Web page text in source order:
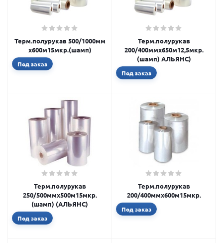
Терм.полурукав 500/1000мм
х600м15мкр.(шамп)
Под заказ
Терм.полурукав
200/400ммх650м12,5мкр.
(шамп) АЛЬЯНС)
Под заказ
Терм.полурукав
250/500ммх500м15мкр.
(шамп) (АЛЬЯНС)
Под заказ
Терм.полурукав
200/400ммх600м15мкр.
Под заказ